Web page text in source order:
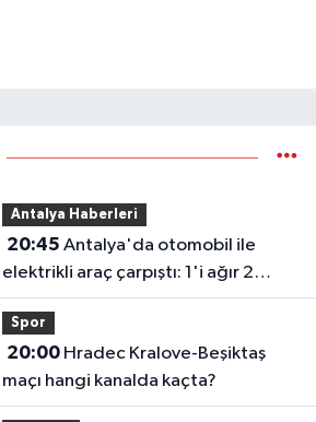
Antalya Haberleri
20:45
elektrikli araç çarpıştı: 1'i ağır 2
yaralı
Spor
20:00Hradec Kralove-Beşiktaş
maçı hangi kanalda kaçta?